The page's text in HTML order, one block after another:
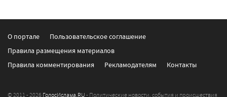
О портале
Пользовательское соглашение
Правила размещения материалов
Правила комментирования
Рекламодателям Контакты
© 2011 - 2026 ГолосИслама.RU - Политические новости, события и происшествия